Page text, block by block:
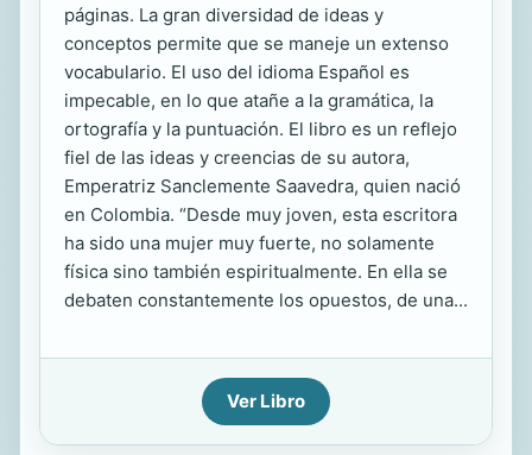
páginas. La gran diversidad de ideas y
conceptos permite que se maneje un extenso
vocabulario. El uso del idioma Español es
impecable, en lo que atañe a la gramática, la
ortografía y la puntuación. El libro es un reflejo
fiel de las ideas y creencias de su autora,
Emperatriz Sanclemente Saavedra, quien nació
en Colombia. “Desde muy joven, esta escritora
ha sido una mujer muy fuerte, no solamente
física sino también espiritualmente. En ella se
debaten constantemente los opuestos, de una...
Ver Libro